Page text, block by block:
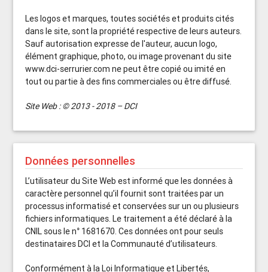
Les logos et marques, toutes sociétés et produits cités
dans le site, sont la propriété respective de leurs auteurs.
Sauf autorisation expresse de l'auteur, aucun logo,
élément graphique, photo, ou image provenant du site
www.dci-serrurier.com ne peut être copié ou imité en
tout ou partie à des fins commerciales ou être diffusé.
Site Web : © 2013 - 2018 – DCI
Données personnelles
L’utilisateur du Site Web est informé que les données à
caractère personnel qu’il fournit sont traitées par un
processus informatisé et conservées sur un ou plusieurs
fichiers informatiques. Le traitement a été déclaré à la
CNIL sous le n° 1681670. Ces données ont pour seuls
destinataires DCI et la Communauté d’utilisateurs.
Conformément à la Loi Informatique et Libertés,